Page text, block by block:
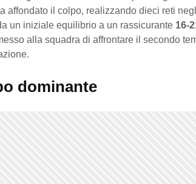
affondato il colpo, realizzando dieci reti
un iniziale equilibrio a un rassicurante 16-
alla squadra di affrontare il secondo
dominante